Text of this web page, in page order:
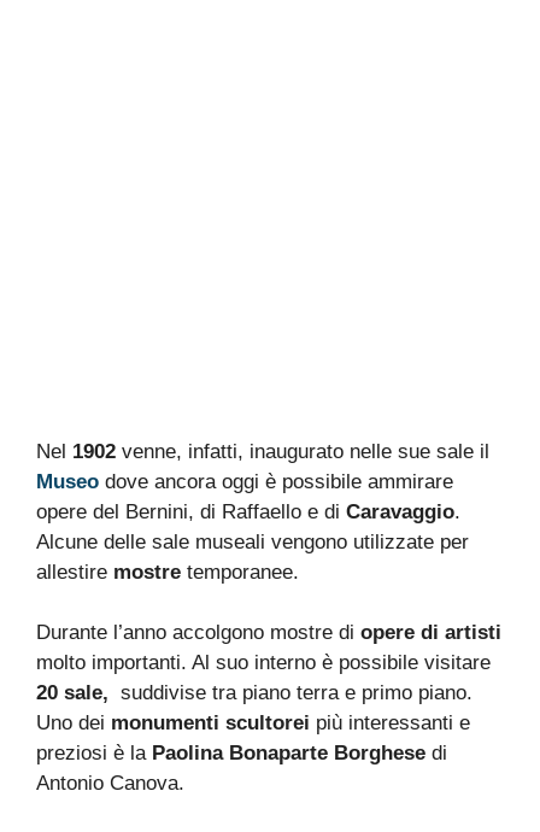
Nel 1902 venne, infatti, inaugurato nelle sue sale il
Museo dove ancora oggi è possibile ammirare
opere del Bernini, di Raffaello e di Caravaggio.
Alcune delle sale museali vengono utilizzate per
allestire mostre temporanee.
Durante l’anno accolgono mostre di opere di artisti
molto importanti. Al suo interno è possibile visitare
20 sale, suddivise tra piano terra e primo piano.
Uno dei monumenti scultorei più interessanti e
preziosi è la Paolina Bonaparte Borghese di
Antonio Canova.